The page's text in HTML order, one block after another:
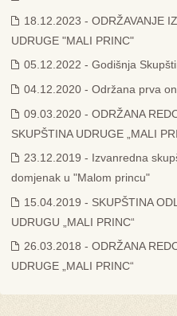
18.12.2023 - ODRŽAVANJE
UDRUGE "MALI PRINC"
05.12.2022 - Godišnja
04.12.2020 - Održana prva
09.03.2020 - ODRŽANA
SKUPŠTINA UDRUGE „MALI
23.12.2019 - Izvanredna
domjenak u "Malom princu"
15.04.2019 - SKUPŠTINA
UDRUGU „MALI PRINC“
26.03.2018 - ODRŽANA
UDRUGE „MALI PRINC“